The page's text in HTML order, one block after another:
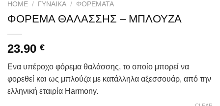
HOME / ΓΥΝΑΙΚΑ / ΦΟΡΈΜΑΤΑ
ΦΟΡΕΜΑ ΘΑΛΑΣΣΗΣ – ΜΠΛΟΥΖΑ
23.90 €
Ενα υπέροχο φόρεμα θαλάσσης, το οποίο μπορεί να
φορεθεί και ως μπλούζα με κατάλληλα αξεσσουάρ, από την
ελληνική εταιρία Harmony.